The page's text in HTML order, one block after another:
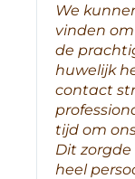
We
vinden
de
huwelijk
contact
tijd om
Dit
heel